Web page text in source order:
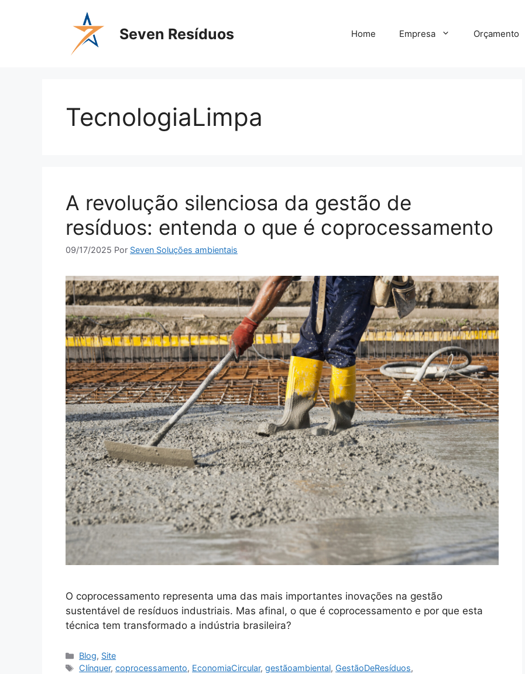
Seven Resíduos Home Empresa Orçamento
TecnologiaLimpa
A revolução silenciosa da gestão de
resíduos: entenda o que é coprocessamento
09/17/2025 Por Seven Soluções ambientais
O coprocessamento representa uma das mais importantes inovações na gestão
sustentável de resíduos industriais. Mas afinal, o que é coprocessamento e por que esta
técnica tem transformado a indústria brasileira?
Blog, Site
Clínquer,coprocessamento, EconomiaCircular,gestãoambiental, GestãoDeResíduos,